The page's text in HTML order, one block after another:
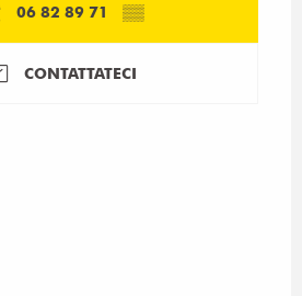
06 82 89 71 ▒▒
CONTATTATECI